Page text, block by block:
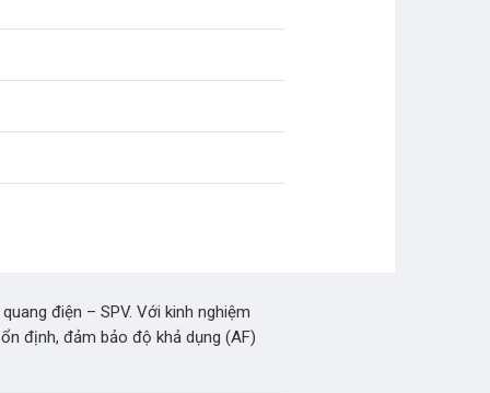
điện – SPV. Với kinh nghiệm
định, đảm bảo độ khả dụng (AF)